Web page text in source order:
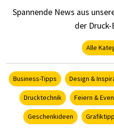
Spannende News aus
der Druck-
Alle
Business-Tipps Design &
Drucktechnik Feiern &
Geschenkideen